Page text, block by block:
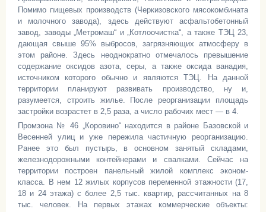
Помимо пищевых производств (Черкизовского мясокомбината
и молочного завода), здесь действуют асфальтобетонный
завод, заводы „Метромаш“ и „Котлоочистка“, а также ТЭЦ 23,
дающая свыше 95% выбросов, загрязняющих атмосферу в
этом районе. Здесь неоднократно отмечалось превышение
содержание оксидов азота, серы, а также оксида ванадия,
источником которого обычно и являются ТЭЦ. На данной
территории планируют развивать производство, ну и,
разумеется, строить жилье. После реорганизации площадь
застройки возрастет в 2,5 раза, а число рабочих мест — в 4.
Промзона № 46 „Коровино“ находится в районе Базовской и
Весенней улиц и уже пережила частичную реорганизацию.
Ранее это был пустырь, в основном занятый складами,
железнодорожными контейнерами и свалками. Сейчас на
территории построен панельный жилой комплекс эконом-
класса. В нем 12 жилых корпусов переменной этажности (17,
18 и 24 этажа) с более 2,5 тыс. квартир, рассчитанных на 8
тыс. человек. На первых этажах коммерческие объекты: